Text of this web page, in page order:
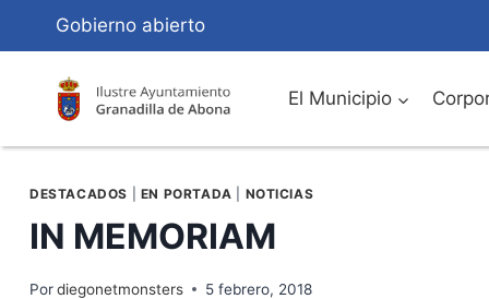
Contenido
Gobierno abierto
El Municipio
DESTACADOS EN PORTADA NOTICIAS
IN MEMORIAM
Pordiegonetmonsters 5 febrero, 2018